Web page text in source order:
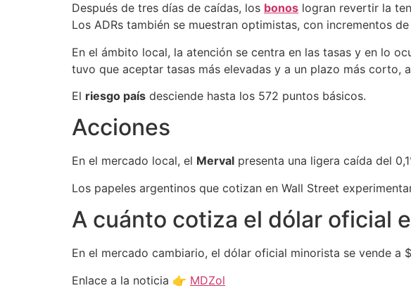
Después de tres días de caídas, los bonos logran revertir la
Los ADRs también se muestran optimistas, con incrementos
En el ámbito local, la atención se centra en las tasas y en lo
tuvo que aceptar tasas más elevadas y a un plazo más corto,
El riesgo país desciende hasta los 572 puntos básicos.
Acciones
En el mercado local, el Merval presenta una ligera caída del
Los papeles argentinos que cotizan en Wall Street
A cuánto cotiza el dólar oficial
En el mercado cambiario, el dólar oficial minorista se vende a
Enlace a la noticia 👉 MDZol